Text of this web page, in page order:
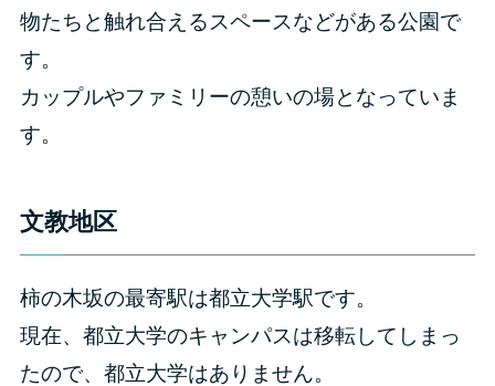
物たちと触れ合えるスペースなどがある公園で
す。
カップルやファミリーの憩いの場となっていま
す。
文教地区
柿の木坂の最寄駅は都立大学駅です。
現在、都立大学のキャンパスは移転してしまっ
たので、都立大学はありません。